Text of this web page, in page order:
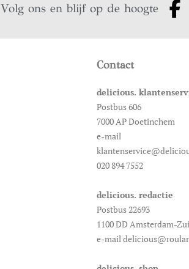
Volg ons en blijf op de hoogte
Contact
delicious.
Postbus 606
7000 AP Doetinchem
e-mail
020 894 7552
delicious. redactie
Postbus 22693
1100 DD Amsterdam-
e-mail